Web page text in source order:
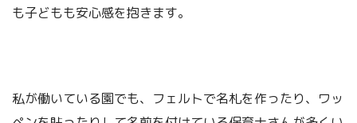
も子どもも安心感を抱きます。
私が働いている園でも、フェルトで名札を作ったり、ワッ